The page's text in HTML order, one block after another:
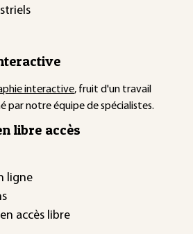
interactive, fruit d'un travail
par notre équipe de spécialistes.
libre accès
ligne
accès libre